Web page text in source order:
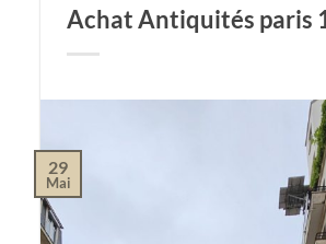
Achat Antiquités paris
29
Mai